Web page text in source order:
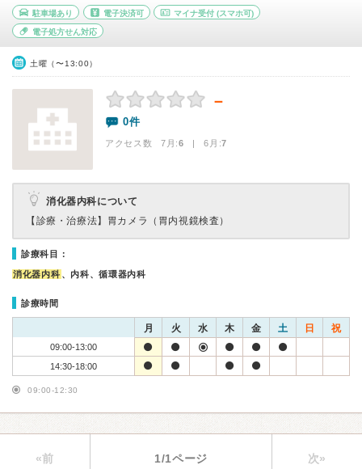
駐車場あり 電子決済可 マイナ受付 (スマホ可)
電子処方せん対応
土曜（〜13:00）
－
0件
アクセス数 7月:6 | 6月:7
消化器内科について
【診療・治療法】 胃カメラ（胃内視鏡検査）
診療科目：
消化器内科 、内科、循環器内科
診療時間
月 火 水 木 金 土 日 祝
09:00-13:00
14:30-18:00
09:00-12:30
«前 1/1ページ 次»